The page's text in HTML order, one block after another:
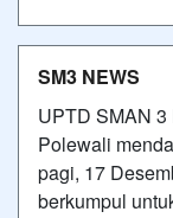
SM3 NEWS
UPTD SMAN
Polewali
pagi, 17
berkumpul